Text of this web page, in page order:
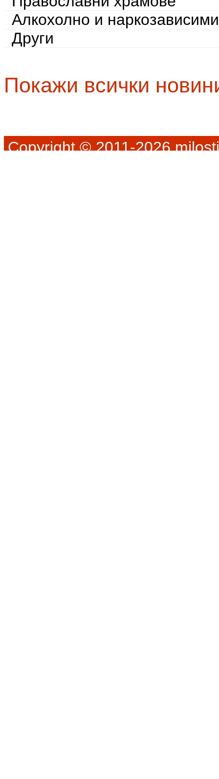
Алкохолно и наркозависими
Други
Покажи всички
Copyright © 2011-2026